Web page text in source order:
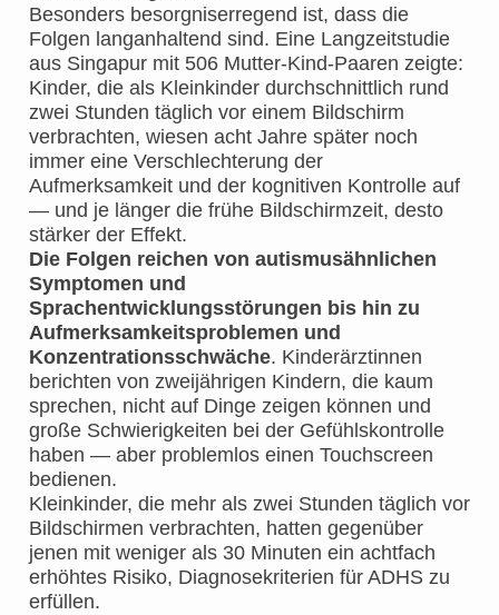
Besonders besorgniserregend ist, dass die
Folgen langanhaltend sind. Eine Langzeitstudie
aus Singapur mit 506 Mutter-Kind-Paaren zeigte:
Kinder, die als Kleinkinder durchschnittlich rund
zwei Stunden täglich vor einem Bildschirm
verbrachten, wiesen acht Jahre später noch
immer eine Verschlechterung der
Aufmerksamkeit und der kognitiven Kontrolle auf
— und je länger die frühe Bildschirmzeit, desto
stärker der Effekt.
Die Folgen reichen von autismusähnlichen
Symptomen und
Sprachentwicklungsstörungen bis hin zu
Aufmerksamkeitsproblemen und
Konzentrationsschwäche. Kinderärztinnen
berichten von zweijährigen Kindern, die kaum
sprechen, nicht auf Dinge zeigen können und
große Schwierigkeiten bei der Gefühlskontrolle
haben — aber problemlos einen Touchscreen
bedienen.
Kleinkinder, die mehr als zwei Stunden täglich vor
Bildschirmen verbrachten, hatten gegenüber
jenen mit weniger als 30 Minuten ein achtfach
erhöhtes Risiko, Diagnosekriterien für ADHS zu
erfüllen.